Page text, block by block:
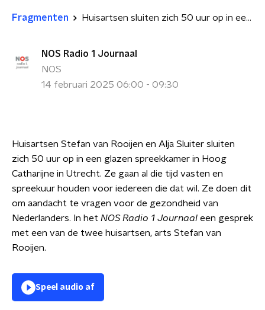
Fragmenten Huisartsen sluiten zich 50 uur op in een glazen spreekkamer in Utrecht
NOS Radio 1 Journaal
NOS
14 februari 2025 06:00 - 09:30
Huisartsen Stefan van Rooijen en Alja Sluiter sluiten
zich 50 uur op in een glazen spreekkamer in Hoog
Catharijne in Utrecht. Ze gaan al die tijd vasten en
spreekuur houden voor iedereen die dat wil. Ze doen dit
om aandacht te vragen voor de gezondheid van
Nederlanders. In het NOS Radio 1 Journaal een gesprek
met een van de twee huisartsen, arts Stefan van
Rooijen.
Speel audio af